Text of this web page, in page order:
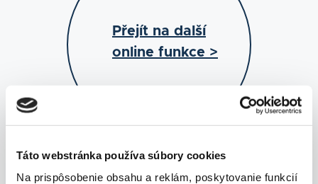
Táto webstránka používa súbory cookies
Na prispôsobenie obsahu a reklám, poskytovanie funkcií
Přejít na další
online funkce >